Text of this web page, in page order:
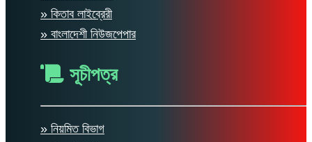
» কিতাব লাইব্রেরী
» বাংলাদেশী নিউজপেপার
সূচীপত্র
» নিয়মিত বিভাগ